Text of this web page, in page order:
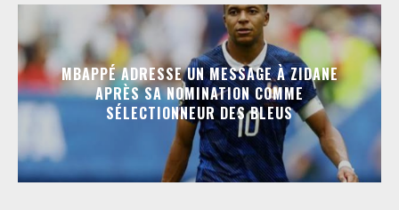
MBAPPÉ ADRESSE UN MESSAGE À ZIDANE
APRÈS SA NOMINATION COMME
SÉLECTIONNEUR DES BLEUS